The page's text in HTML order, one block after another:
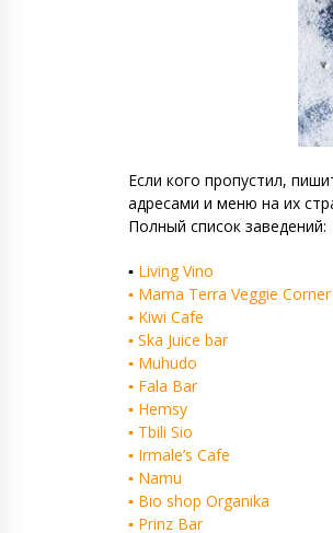
Если кого пропустил,
адресами и меню на их
Полный список заведений:
▪️ Living Vino
▪️ Mama Terra Veggie Corner
▪️ Kiwi Cafe
▪️ Ska Juice bar
▪️ Muhudo
▪️ Fala Bar
▪️ Hemsy
▪️ Tbili Sio
▪️ Irmale’s Cafe
▪️ Namu
▪️ Bio shop Organika
▪️ Prinz Bar